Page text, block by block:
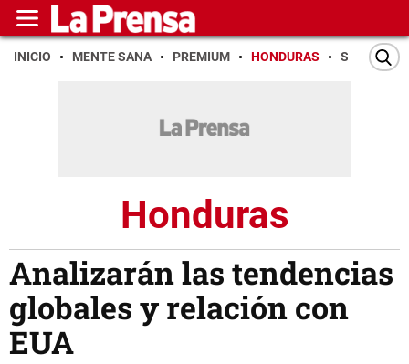
INICIO MENTE SANA PREMIUM HONDURAS SAN PEDRO
Honduras
Analizarán las tendencias
globales y relación con
EUA